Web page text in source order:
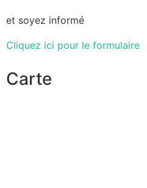
et soyez informé
Cliquez ici pour le formulaire
Carte